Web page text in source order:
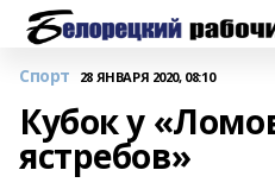
Спорт 28 ЯНВАРЯ 2020, 08:10
Кубок у
ястребов»